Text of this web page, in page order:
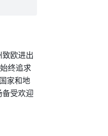
欧进出
终追求
家和地
受欢迎